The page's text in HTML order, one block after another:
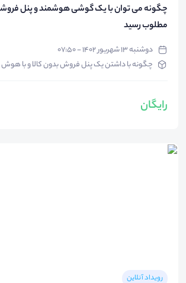
چگونه می توان با یک گوشی هوشمند و پنل
مطلوب رسید
دوشنبه ۱۳ شهریور ۱۴۰۲ - ۰۷:۵۰
چگونه با داشتن یک پنل فروش بدون کالا و با
رایگان
رویداد آنلاین